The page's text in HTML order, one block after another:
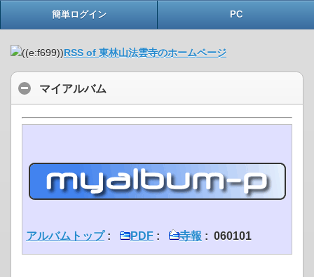
簡単ログイン PC
RSS of 東林山法雲寺のホームページ
マイアルバム
アルバムトップ: PDF : 寺報 : 060101